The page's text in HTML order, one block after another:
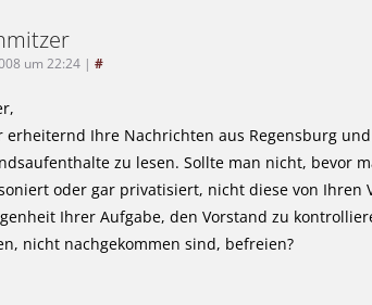
um 22:24 | #
erheiternd Ihre Nachrichten aus Regensburg
zu lesen. Sollte man nicht, bevor
oder gar privatisiert, nicht diese von
Ihrer Aufgabe, den Vorstand zu
nicht nachgekommen sind, befreien?